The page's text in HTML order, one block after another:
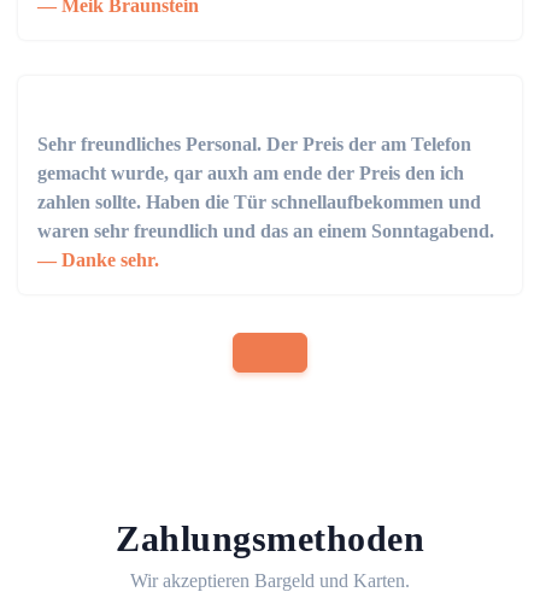
Meik Braunstein
Sehr freundliches Personal. Der Preis der am Telefon
gemacht wurde, qar auxh am ende der Preis den ich
zahlen sollte. Haben die Tür schnellaufbekommen und
waren sehr freundlich und das an einem Sonntagabend.
Danke sehr.
Zahlungsmethoden
Wir akzeptieren Bargeld und Karten.